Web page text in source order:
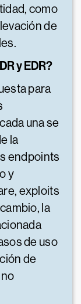
como
de
y EDR?
para
una se
la
endpoints
y
exploits
la
de uso
de